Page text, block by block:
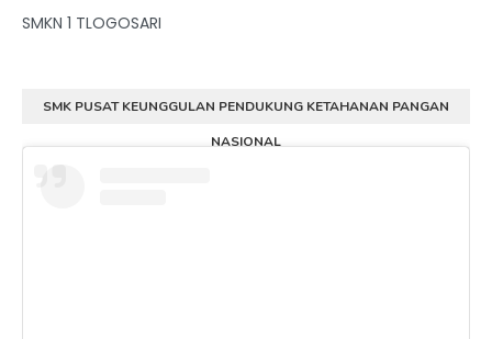
SMKN 1 TLOGOSARI
SMK PUSAT KEUNGGULAN PENDUKUNG KETAHANAN PANGAN
NASIONAL